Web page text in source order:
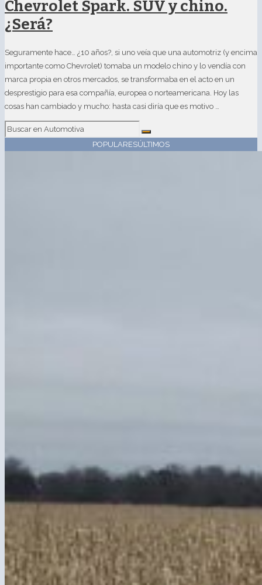
Chevrolet Spark. SUV y chino.
¿Será?
Seguramente hace… ¿10 años?, si uno veía que una automotriz (y encima
importante como Chevrolet) tomaba un modelo chino y lo vendía con
marca propia en otros mercados, se transformaba en el acto en un
desprestigio para esa compañía, europea o norteamericana. Hoy las
cosas han cambiado y mucho: hasta casi diría que es motivo …
POPULARESÚLTIMOS